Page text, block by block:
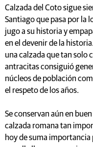
Calzada del Coto sigue
Santiago que pasa por la
jugo a su historia y
en el devenir de la
una calzada que tan solo
antracitas consiguió
núcleos de población
el respeto de los años.
Se conservan aún en
calzada romana tan
hoy de suma importancia